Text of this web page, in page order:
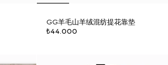
GG羊毛山羊绒混纺提花靠垫
₺44.000